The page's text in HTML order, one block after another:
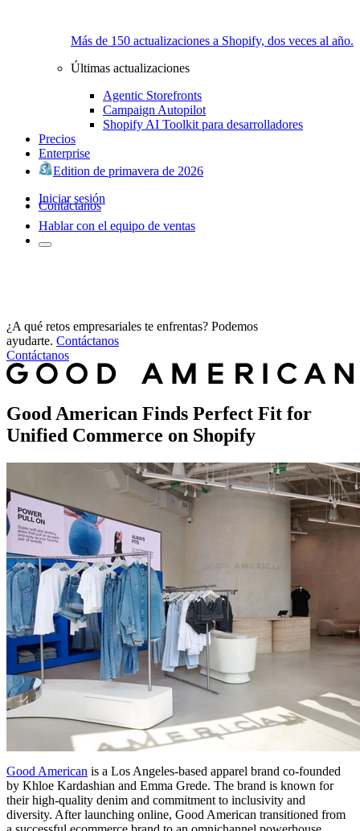
Más de 150 actualizaciones a Shopify, dos veces al año.
Últimas actualizaciones
Agentic Storefronts
Campaign Autopilot
Shopify AI Toolkit para desarrolladores
Precios
Enterprise
Edition de primavera de 2026
Iniciar sesión
Contáctanos
Hablar con el equipo de ventas
¿A qué retos empresariales te enfrentas? Podemos
ayudarte. Contáctanos
Contáctanos
Good American Finds Perfect Fit for
Unified Commerce on Shopify
Good American is a Los Angeles-based apparel brand co-founded
by Khloe Kardashian and Emma Grede. The brand is known for
their high-quality denim and commitment to inclusivity and
diversity. After launching online, Good American transitioned from